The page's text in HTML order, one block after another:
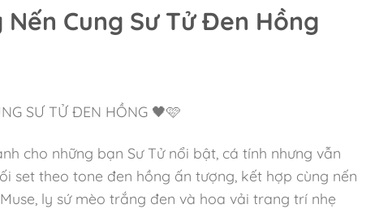
Cung Sư Tử Đen Hồng
SƯ TỬ ĐEN HỒNG 🖤🩷
cho những bạn Sư Tử nổi bật, cá tính nhưng vẫn
set theo tone đen hồng ấn tượng, kết hợp cùng nến
ly sứ mèo trắng đen và hoa vải trang trí nhẹ